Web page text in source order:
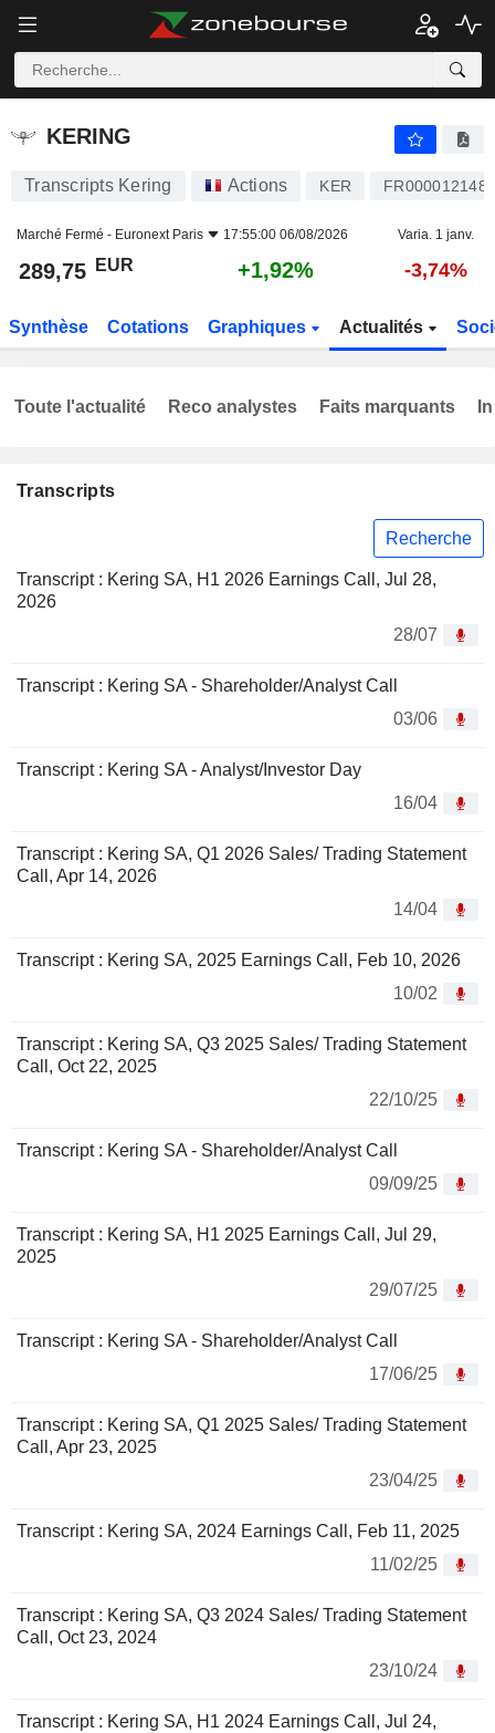
KERING
KERING
Transcripts Kering Actions KER FR0000121485
Marché Fermé - Euronext Paris 17:55:00 06/08/2026 Varia. 1 janv.
289,75 EUR +1,92% -3,74%
Synthèse Cotations Graphiques Actualités
Transcripts
Recherche
Transcript : Kering SA, H1 2026 Earnings Call, Jul 28,
2026
28/07
Transcript : Kering SA - Shareholder/Analyst Call
03/06
Transcript : Kering SA - Analyst/Investor Day
16/04
Transcript : Kering SA, Q1 2026 Sales/ Trading Statement
Call, Apr 14, 2026
14/04
Transcript : Kering SA, 2025 Earnings Call, Feb 10, 2026
10/02
Transcript : Kering SA, Q3 2025 Sales/ Trading Statement
Call, Oct 22, 2025
22/10/25
Transcript : Kering SA - Shareholder/Analyst Call
09/09/25
Transcript : Kering SA, H1 2025 Earnings Call, Jul 29,
2025
29/07/25
Transcript : Kering SA - Shareholder/Analyst Call
17/06/25
Transcript : Kering SA, Q1 2025 Sales/ Trading Statement
Call, Apr 23, 2025
23/04/25
Transcript : Kering SA, 2024 Earnings Call, Feb 11, 2025
11/02/25
Transcript : Kering SA, Q3 2024 Sales/ Trading Statement
Call, Oct 23, 2024
23/10/24
Transcript : Kering SA, H1 2024 Earnings Call, Jul 24,
Toute l'actualité Reco analystes Faits marquants